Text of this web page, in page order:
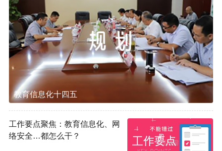
教育信息化十四五
工作要点聚焦：教育信息化、网
络安全…都怎么干？